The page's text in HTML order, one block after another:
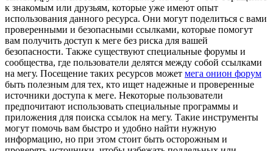
к знакомым или друзьям, которые уже имеют опыт
использования данного ресурса. Они могут поделиться с вами
проверенными и безопасными ссылками, которые помогут
вам получить доступ к меге без риска для вашей
безопасности. Также существуют специальные форумы и
сообщества, где пользователи делятся между собой ссылками
на мегу. Посещение таких ресурсов может мега онион форум
быть полезным для тех, кто ищет надежные и проверенные
источники доступа к меге. Некоторые пользователи
предпочитают использовать специальные программы и
приложения для поиска ссылок на мегу. Такие инструменты
могут помочь вам быстро и удобно найти нужную
информацию, но при этом стоит быть осторожным и